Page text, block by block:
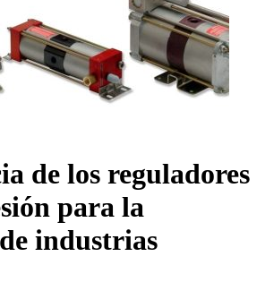
de los reguladores
para la
industrias